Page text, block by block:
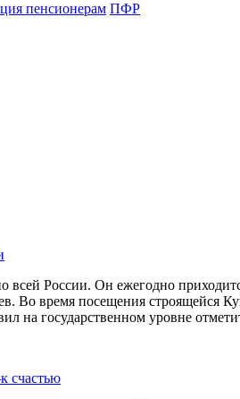
пенсионерам ПФР
всей России. Он ежегодно
время посещения строящейся
на государственном уровне
счастью